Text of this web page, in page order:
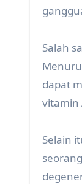
Salah
dapat
vitamin
Selain